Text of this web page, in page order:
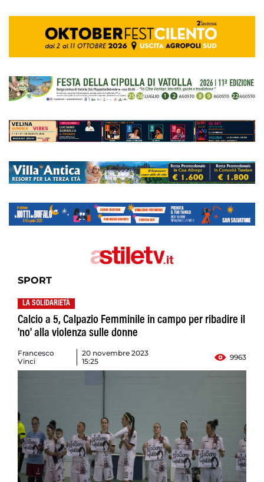
SPORT
LA SOLIDARIETÀ
Calcio a 5, Calpazio Femminile in campo per ribadire il
'no' alla violenza sulle donne
Francesco
Vinci
20 novembre 2023
15:25
9963